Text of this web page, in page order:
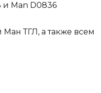
Man D0836
ТГЛ, а также всем